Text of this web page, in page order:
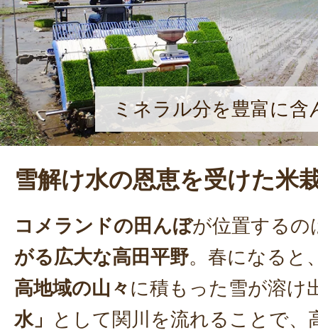
ミネラル分を豊富に含
雪解け水の恩恵を受けた米
コメランドの田んぼが位置するの
がる広大な高田平野。春になると
高地域の山々 に積もった雪が溶け
水」
として関川を流れることで、